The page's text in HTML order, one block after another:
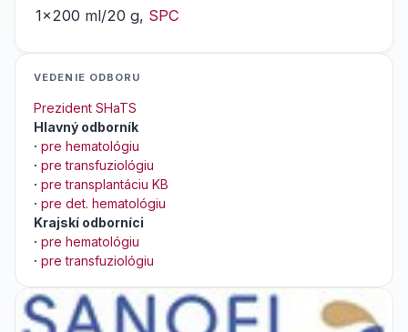
1x200 ml/20 g, SPC
VEDENIE ODBORU
Prezident SHaTS
Hlavný odborník
· pre hematológiu
· pre transfuziológiu
· pre transplantáciu KB
· pre det. hematológiu
Krajskí odborníci
· pre hematológiu
· pre transfuziológiu